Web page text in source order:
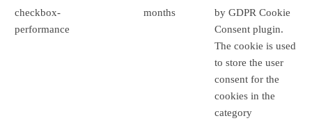
checkbox-
performance
months
by GDPR Cookie
Consent plugin.
The cookie is used
to store the user
consent for the
cookies in the
category